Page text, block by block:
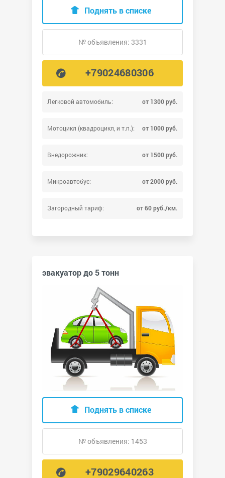
Легковой автомобиль: от 1300 руб.
Мотоцикл (квадроцикл, и т.п.): от 1000 руб.
Внедорожник: от 1500 руб.
Микроавтобус: от 2000 руб.
Загородный тариф: от 60 руб./км.
Поднять в списке
№ объявления: 3331
+79024680306
эвакуатор до 5 тонн
Поднять в списке
№ объявления: 1453
+79029640263